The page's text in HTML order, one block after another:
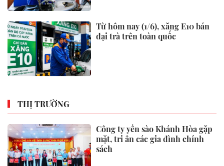
Từ hôm nay (1/6), xăng E10 bán
đại trà trên toàn quốc
THỊ TRƯỜNG
Công ty yến sào Khánh Hòa gặp
mặt, tri ân các gia đình chính
sách